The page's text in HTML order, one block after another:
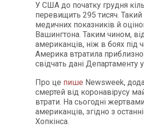
У США до початку грудня
перевищить 295 тисяч. Такий
медичних показників й
Вашингтона. Таким чином,
американців, ніж в боях під
Америка втратила
свідчать дані Департаменту
Про це пише Newsweek,
смертей від коронавірусу
втрати. На сьогодні
американців, згідно з
Хопкінса.